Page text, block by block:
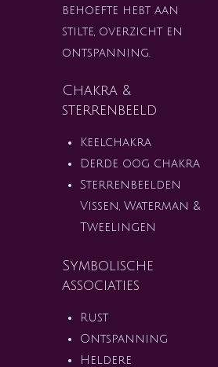
behoefte hebt aan
stilte, overzicht en
ontspanning.
Chakra &
sterrenbeeld
Keelchakra
Derde oog chakra
Sterrenbeelden
Vissen, Waterman &
Tweelingen
Symbolische
associaties
Rust
Ontspanning
Heldere